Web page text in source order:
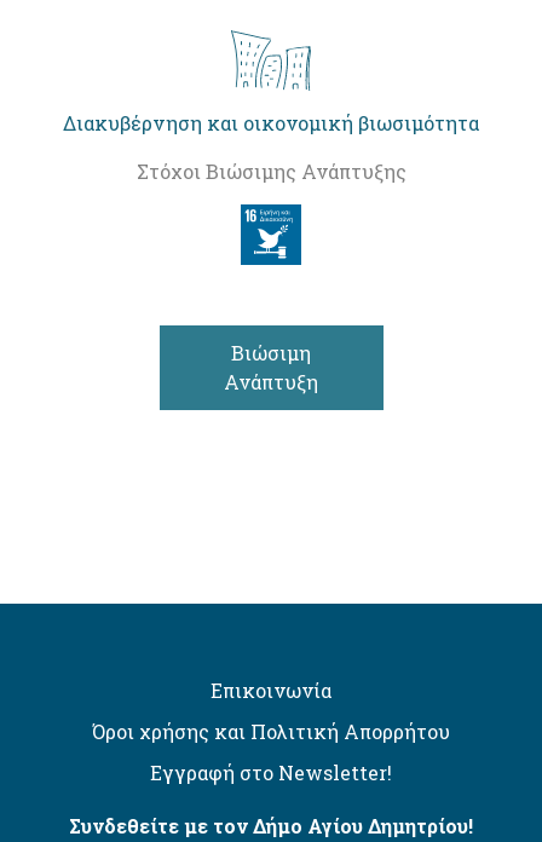
Διακυβέρνηση και οικονομική βιωσιμότητα
Στόχοι Βιώσιμης Ανάπτυξης
Βιώσιμη
Ανάπτυξη
Επικοινωνία
Όροι χρήσης και Πολιτική Απορρήτου
Εγγραφή στο Newsletter!
Συνδεθείτε με τον Δήμο Αγίου Δημητρίου!